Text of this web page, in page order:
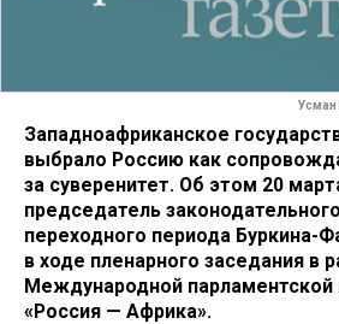
Усман
Западноафриканское
выбрало Россию как
за суверенитет. Об этом 20
председатель
переходного периода Буркина-
в ходе пленарного заседания в
Международной парламентской
«Россия — Африка».